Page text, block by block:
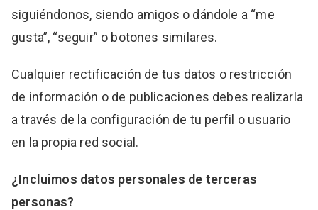
siguiéndonos, siendo amigos o dándole a “me
gusta”, “seguir” o botones similares.
Cualquier rectificación de tus datos o restricción
de información o de publicaciones debes realizarla
a través de la configuración de tu perfil o usuario
en la propia red social.
¿Incluimos datos personales de terceras
personas?